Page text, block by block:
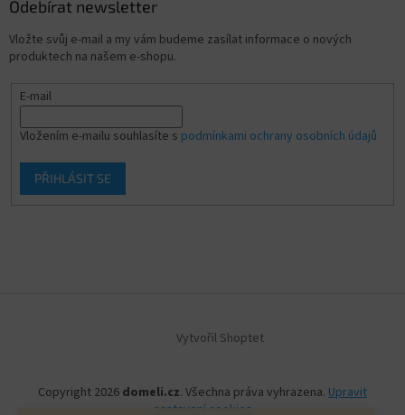
Odebírat newsletter
Vložte svůj e-mail a my vám budeme zasílat informace o nových
produktech na našem e-shopu.
E-mail
Vložením e-mailu souhlasíte s podmínkami ochrany osobních údajů
PŘIHLÁSIT SE
Vytvořil Shoptet
Copyright 2026 domeli.cz. Všechna práva vyhrazena. Upravit
nastavení cookies